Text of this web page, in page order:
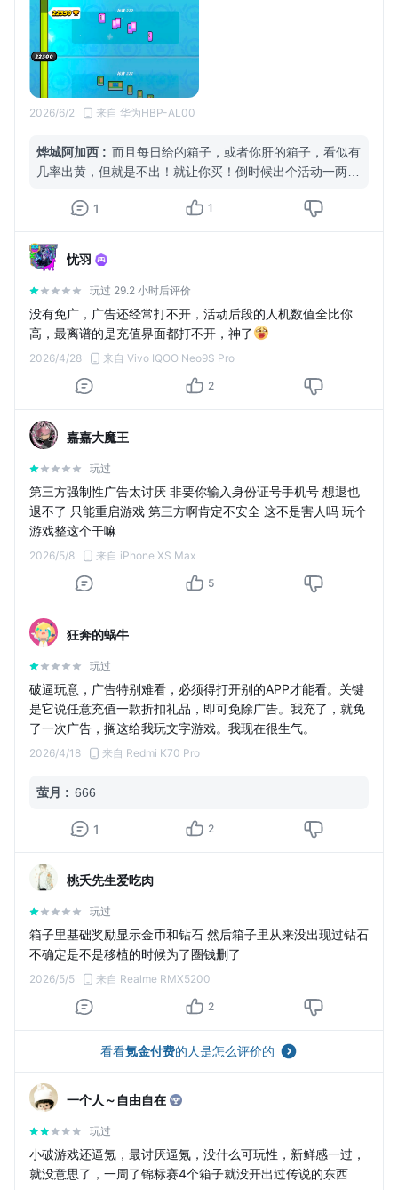
2026/6/2 来自 华为HBP-AL00
烨城阿加西 : 而且每日给的箱子，或者你肝的箱子，看似有
几率出黄，但就是不出！就让你买！倒时候出个活动一两百
1 1
忧羽
玩过 29.2 小时后评价
没有免广，广告还经常打不开，活动后段的人机数值全比你
高，最离谱的是充值界面都打不开，神了
2026/4/28 来自 Vivo IQOO Neo9S Pro
2
嘉嘉大魔王
玩过
第三方强制性广告太讨厌 非要你输入身份证号手机号 想退也
退不了 只能重启游戏 第三方啊肯定不安全 这不是害人吗 玩个
游戏整这个干嘛
2026/5/8 来自 iPhone XS Max
5
狂奔的蜗牛
玩过
破逼玩意，广告特别难看，必须得打开别的APP才能看。关键
是它说任意充值一款折扣礼品，即可免除广告。我充了，就免
了一次广告，搁这给我玩文字游戏。我现在很生气。
2026/4/18 来自 Redmi K70 Pro
萤月 : 666
1 2
桃夭先生爱吃肉
玩过
箱子里基础奖励显示金币和钻石 然后箱子里从来没出现过钻石
不确定是不是移植的时候为了圈钱删了
2026/5/5 来自 Realme RMX5200
2
看看氪金付费的人是怎么评价的
一个人～自由自在
玩过
小破游戏还逼氪，最讨厌逼氪，没什么可玩性，新鲜感一过，
就没意思了，一周了锦标赛4个箱子就没开出过传说的东西